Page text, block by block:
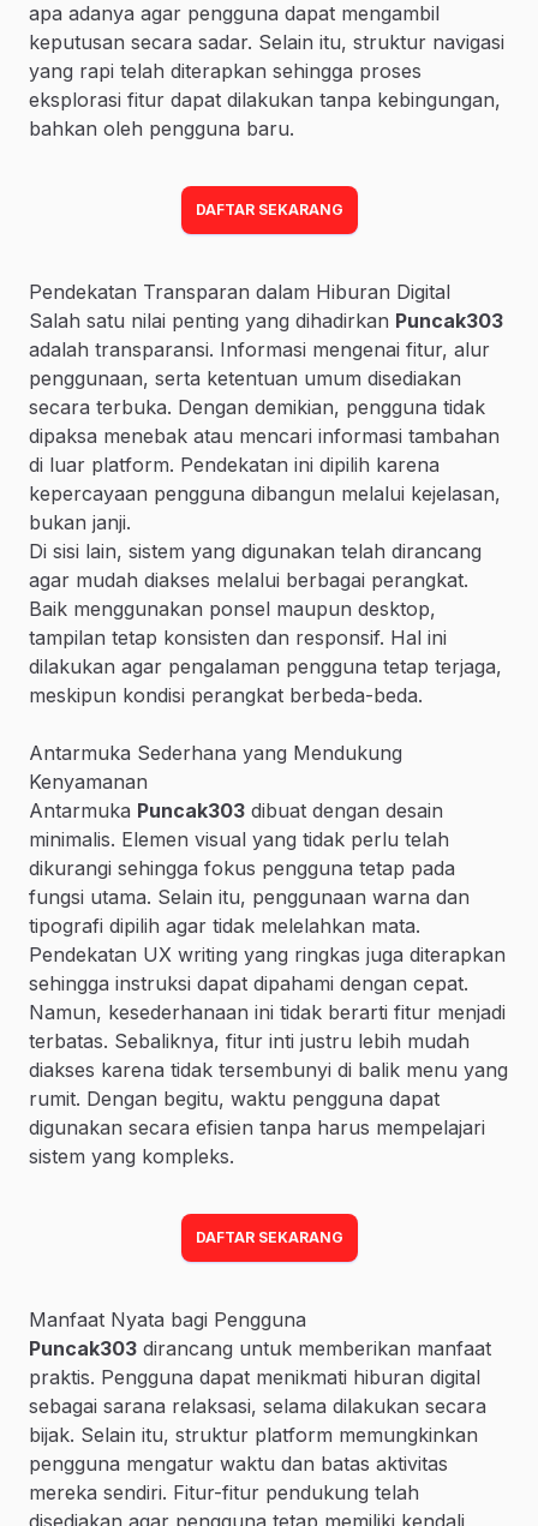
apa adanya agar pengguna dapat mengambil
keputusan secara sadar. Selain itu, struktur navigasi
yang rapi telah diterapkan sehingga proses
eksplorasi fitur dapat dilakukan tanpa kebingungan,
bahkan oleh pengguna baru.
DAFTAR SEKARANG
Pendekatan Transparan dalam Hiburan Digital
Salah satu nilai penting yang dihadirkan Puncak303
adalah transparansi. Informasi mengenai fitur, alur
penggunaan, serta ketentuan umum disediakan
secara terbuka. Dengan demikian, pengguna tidak
dipaksa menebak atau mencari informasi tambahan
di luar platform. Pendekatan ini dipilih karena
kepercayaan pengguna dibangun melalui kejelasan,
bukan janji.
Di sisi lain, sistem yang digunakan telah dirancang
agar mudah diakses melalui berbagai perangkat.
Baik menggunakan ponsel maupun desktop,
tampilan tetap konsisten dan responsif. Hal ini
dilakukan agar pengalaman pengguna tetap terjaga,
meskipun kondisi perangkat berbeda-beda.
Antarmuka Sederhana yang Mendukung
Kenyamanan
Antarmuka Puncak303 dibuat dengan desain
minimalis. Elemen visual yang tidak perlu telah
dikurangi sehingga fokus pengguna tetap pada
fungsi utama. Selain itu, penggunaan warna dan
tipografi dipilih agar tidak melelahkan mata.
Pendekatan UX writing yang ringkas juga diterapkan
sehingga instruksi dapat dipahami dengan cepat.
Namun, kesederhanaan ini tidak berarti fitur menjadi
terbatas. Sebaliknya, fitur inti justru lebih mudah
diakses karena tidak tersembunyi di balik menu yang
rumit. Dengan begitu, waktu pengguna dapat
digunakan secara efisien tanpa harus mempelajari
sistem yang kompleks.
DAFTAR SEKARANG
Manfaat Nyata bagi Pengguna
Puncak303 dirancang untuk memberikan manfaat
praktis. Pengguna dapat menikmati hiburan digital
sebagai sarana relaksasi, selama dilakukan secara
bijak. Selain itu, struktur platform memungkinkan
pengguna mengatur waktu dan batas aktivitas
mereka sendiri. Fitur-fitur pendukung telah
disediakan agar pengguna tetap memiliki kendali